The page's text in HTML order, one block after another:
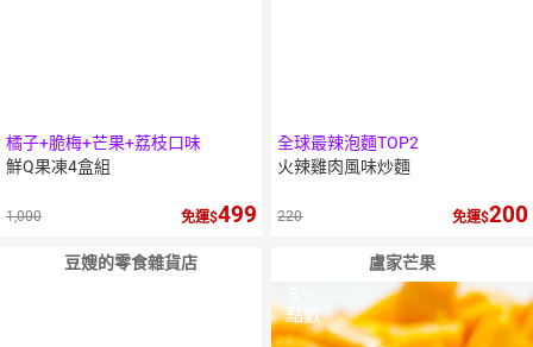
橘子+脆梅+芒果+荔枝口味
鮮Q果凍4盒組
1,000 免運 499
全球最辣泡麵TOP2
火辣雞肉風味炒麵
220 免運 200
豆嫂的零食雜貨店 盧家芒果
點數